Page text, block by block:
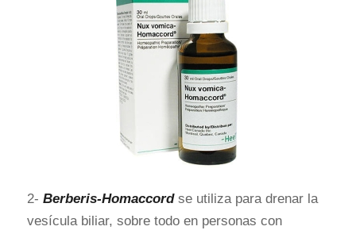
2- Berberis-Homaccordse utiliza para drenar la
vesícula biliar, sobre todo en personas con